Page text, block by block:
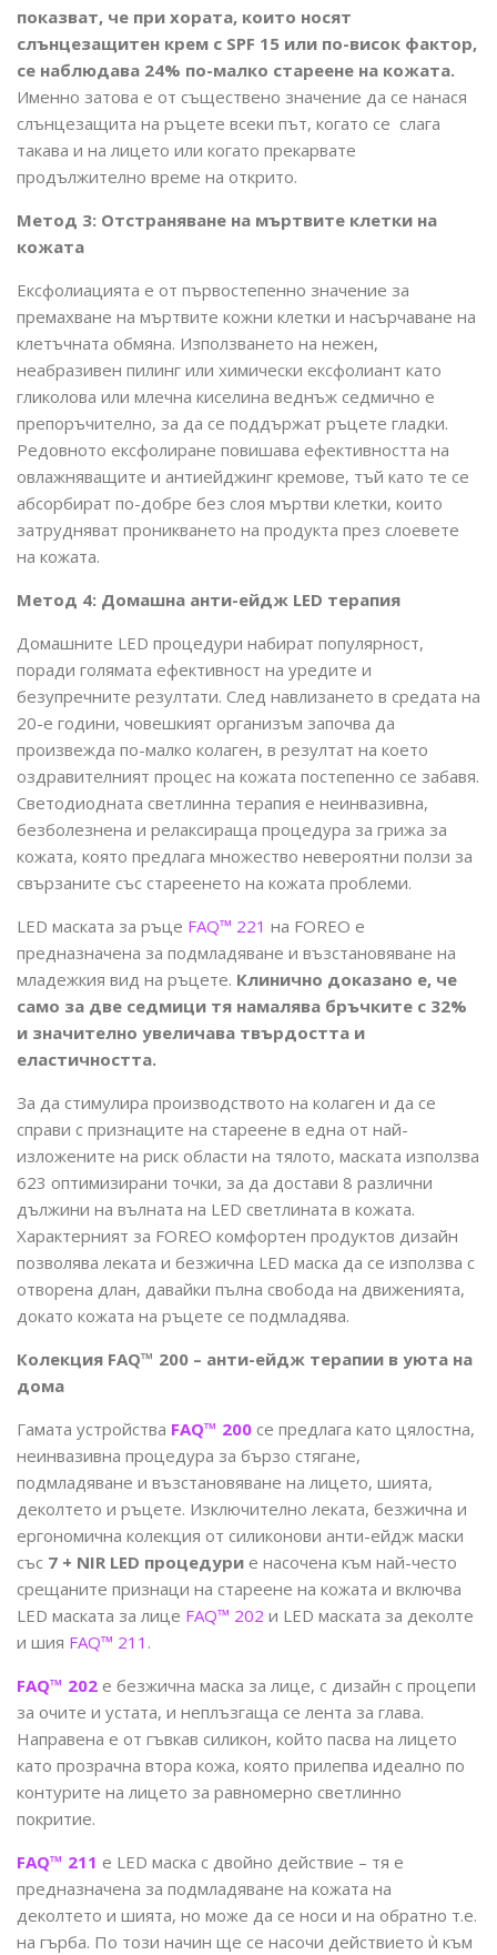
показват, че при хората, които носят
слънцезащитен крем с SPF 15 или по-висок фактор,
се наблюдава 24% по-малко стареене на кожата.
Именно затова е от съществено значение да се нанася
слънцезащита на ръцете всеки път, когато се слага
такава и на лицето или когато прекарвате
продължително време на открито.
Метод 3: Отстраняване на мъртвите клетки на
кожата
Ексфолиацията е от първостепенно значение за
премахване на мъртвите кожни клетки и насърчаване на
клетъчната обмяна. Използването на нежен,
неабразивен пилинг или химически ексфолиант като
гликолова или млечна киселина веднъж седмично е
препоръчително, за да се поддържат ръцете гладки.
Редовното ексфолиране повишава ефективността на
овлажняващите и антиейджинг кремове, тъй като те се
абсорбират по-добре без слоя мъртви клетки, които
затрудняват проникването на продукта през слоевете
на кожата.
Метод 4: Домашна анти-ейдж LED терапия
Домашните LED процедури набират популярност,
поради голямата ефективност на уредите и
безупречните резултати. След навлизането в средата на
20-е години, човешкият организъм започва да
произвежда по-малко колаген, в резултат на което
оздравителният процес на кожата постепенно се забавя.
Светодиодната светлинна терапия е неинвазивна,
безболезнена и релаксираща процедура за грижа за
кожата, която предлага множество невероятни ползи за
свързаните със стареенето на кожата проблеми.
LED маската за ръце FAQ™ 221 на FOREO е
предназначена за подмладяване и възстановяване на
младежкия вид на ръцете. Клинично доказано е, че
само за две седмици тя намалява бръчките с 32%
и значително увеличава твърдостта и
еластичността.
За да стимулира производството на колаген и да се
справи с признаците на стареене в една от най-
изложените на риск области на тялото, маската използва
623 оптимизирани точки, за да достави 8 различни
дължини на вълната на LED светлината в кожата.
Характерният за FOREO комфортен продуктов дизайн
позволява леката и безжична LED маска да се използва с
отворена длан, давайки пълна свобода на движенията,
докато кожата на ръцете се подмладява.
Колекция FAQ™ 200 – анти-ейдж терапии в уюта на
дома
Гамата устройства FAQ™ 200 се предлага като цялостна,
неинвазивна процедура за бързо стягане,
подмладяване и възстановяване на лицето, шията,
деколтето и ръцете. Изключително леката, безжична и
ергономична колекция от силиконови анти-ейдж маски
със 7 + NIR LED процедури е насочена към най-често
срещаните признаци на стареене на кожата и включва
LED маската за лице FAQ™ 202 и LED маската за деколте
и шия FAQ™ 211 .
FAQ™ 202 е безжична маска за лице, с дизайн с процепи
за очите и устата, и неплъзгаща се лента за глава.
Направена е от гъвкав силикон, който пасва на лицето
като прозрачна втора кожа, която прилепва идеално по
контурите на лицето за равномерно светлинно
покритие.
FAQ™ 211 е LED маска с двойно действие – тя е
предназначена за подмладяване на кожата на
деколтето и шията, но може да се носи и на обратно т.е.
на гърба. По този начин ще се насочи действието ѝ към